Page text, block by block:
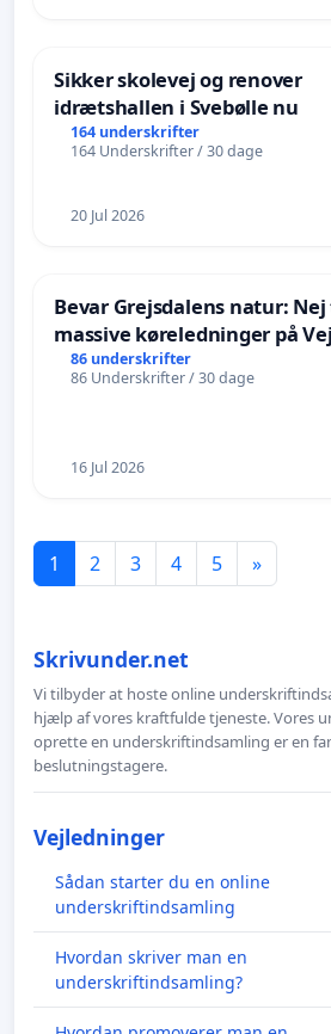
Sikker skolevej og renover
idrætshallen i Svebølle nu
164 underskrifter
164 Underskrifter / 30 dage
20 Jul 2026
Bevar Grejsdalens natur:
massive køreledninger på
Struer-banen
86 underskrifter
86 Underskrifter / 30 dage
16 Jul 2026
1 2 3 4 5 »
Skrivunder.net
Vi tilbyder at hoste online
hjælp af vores kraftfulde tjeneste. Vores
oprette en underskriftindsamling er en
beslutningstagere.
Vejledninger
Sådan starter du en online
underskriftindsamling
Hvordan skriver man en
underskriftindsamling?